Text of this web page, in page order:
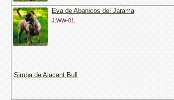
Eva de Abanicos del Jarama
J.WW-01,
Simba de Alacant Bull